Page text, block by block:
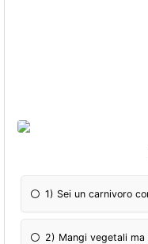
1) Sei un carnivoro
2) Mangi vegetali